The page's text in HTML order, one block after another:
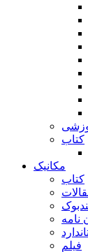
کتاب
مکانیک
کتاب
نامه
فیلم